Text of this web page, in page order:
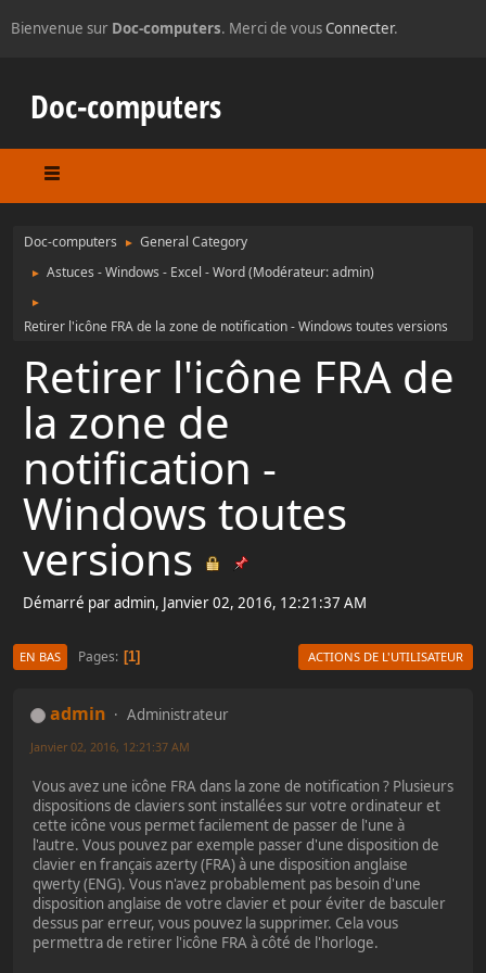
Bienvenue sur Doc-computers. Merci de vousConnecter.
Doc-computers
Doc-computers ► General Category
► Astuces - Windows - Excel - Word(Modérateur:admin)
►
Retirer l'icône FRA de la zone de notification - Windows toutes versions
Retirer l'icône FRA de
la zone de
notification -
Windows toutes
versions
Démarré par admin, Janvier 02, 2016, 12:21:37 AM
EN BAS Pages 1 ACTIONS DE L'UTILISATEUR
admin Administrateur
Janvier 02, 2016, 12:21:37 AM
Vous avez une icône FRA dans la zone de notification ? Plusieurs
dispositions de claviers sont installées sur votre ordinateur et
cette icône vous permet facilement de passer de l'une à
l'autre. Vous pouvez par exemple passer d'une disposition de
clavier en français azerty (FRA) à une disposition anglaise
qwerty (ENG). Vous n'avez probablement pas besoin d'une
disposition anglaise de votre clavier et pour éviter de basculer
dessus par erreur, vous pouvez la supprimer. Cela vous
permettra de retirer l'icône FRA à côté de l'horloge.